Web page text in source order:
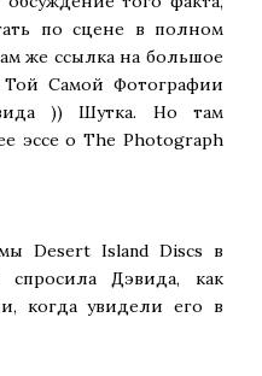
по сцене в полном
же ссылка на большое
Самой Фотографии
)) Шутка. Но там
эссе о The Photograph
Desert Island Discs в
Дэвида, как
когда увидели его в